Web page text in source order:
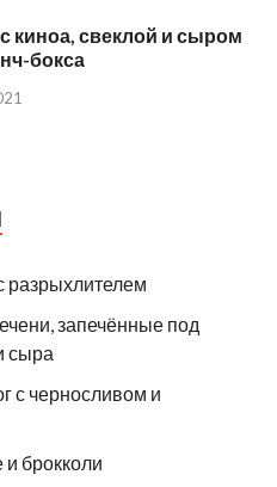
киноа, свеклой и сыром
бокса
разрыхлителем
запечённые под
сыра
с черносливом и
брокколи